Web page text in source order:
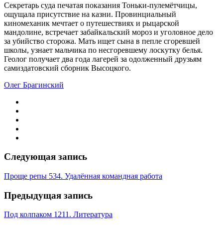
Секретарь суда печатая показания Тоньки-пулемётчицы,
ощущала присутствие на казни. Провинциальный
киномеханик мечтает о путешествиях и рыцарской
мандолине, встречает забайкальский мороз и уголовное дело
за убийство сторожа. Мать ищет сына в пепле сгоревшей
школы, узнает мальчика по несгоревшему лоскутку белья.
Геолог получает два года лагерей за одолженный друзьям
самиздатовский сборник Высоцкого.
Олег Брагинский
Следующая запись
Проще репы 534. Удалённая командная работа
Предыдущая запись
Под колпаком 1211. Литература